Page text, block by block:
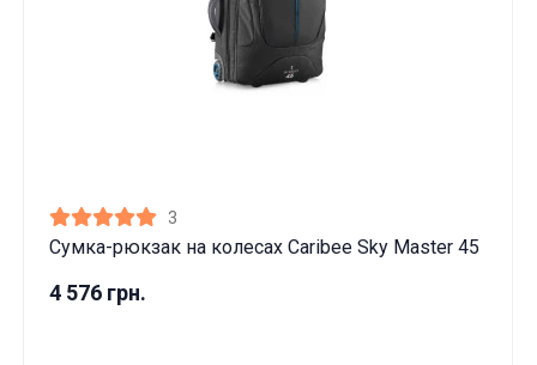
3
Сумка-рюкзак на колесах Caribee Sky Master 45
4 576 грн.